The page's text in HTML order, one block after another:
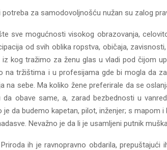
za samodovoljnošću nužan su zalog
sve mogućnosti visokog obrazovanja,
od svih oblika ropstva, običaja,
kog tražimo za ženu glas u vladi pod čijom
na tržištima i u profesijama gde bi mogla da
na sebe. Ma koliko žene preferirale da se
obave same, a, zarad bezbednosti u
da budemo kapetan, pilot, inženjer; s
Nevažno je da li je usamljeni putnik
Priroda ih je ravnopravno obdarila,